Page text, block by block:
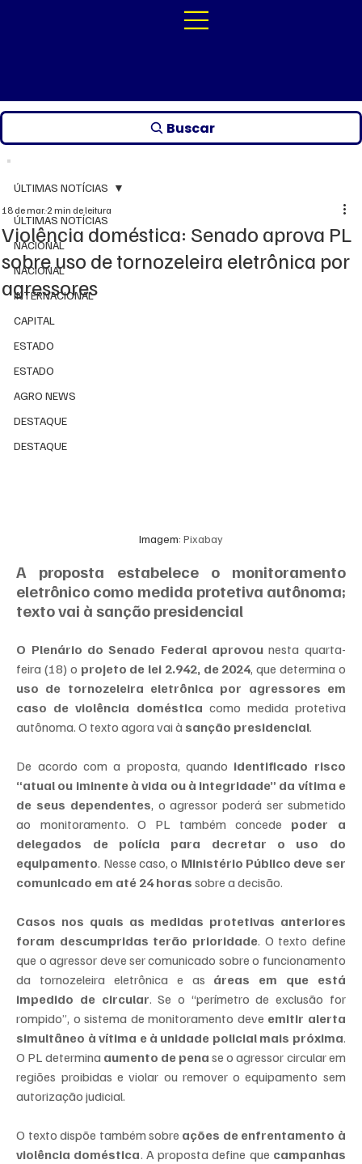
Buscar
ÚLTIMAS NOTÍCIAS
NACIONAL
NACIONAL
INTERNACIONAL
CAPITAL
ESTADO
ESTADO
AGRO NEWS
DESTAQUE
DESTAQUE
ÚLTIMAS NOTÍCIAS
Violência doméstica: Senado aprova PL
sobre uso de tornozeleira eletrônica por
agressores
18 de mar.2 min de leitura
Imagem: Pixabay
A proposta estabelece o monitoramento
eletrônico como medida protetiva autônoma;
texto vai à sanção presidencial
O Plenário do Senado Federal aprovou nesta quarta-
feira (18) o projeto de lei 2.942, de 2024
uso de tornozeleira eletrônica por agressores em
caso de violência doméstica como medida protetiva
autônoma. O texto agora vai à sanção presidencial.
De acordo com a proposta, quando identificado risco
“atual ou iminente à vida ou à integridade” da vítima e
de seus dependentes, o agressor poderá ser submetido
ao monitoramento. O PL também concede poder a
delegados de polícia para decretar o uso do
equipamento. Nesse caso, o Ministério Público deve ser
comunicado em até 24 horas sobre a decisão.
Casos nos quais as medidas protetivas anteriores
foram descumpridas terão prioridade. O texto define
que o agressor deve ser comunicado sobre o funcionamento
da tornozeleira eletrônica e as áreas em que está
impedido de circular. Se o “perímetro de exclusão for
rompido”, o sistema de monitoramento deve emitir alerta
simultâneo à vítima e à unidade policial mais próxima.
O PL determina aumento de pena se o agressor circular em
regiões proibidas e violar ou remover o equipamento sem
autorização judicial.
O texto dispõe também sobre ações de enfrentamento à
violência doméstica. A proposta define que campanhas